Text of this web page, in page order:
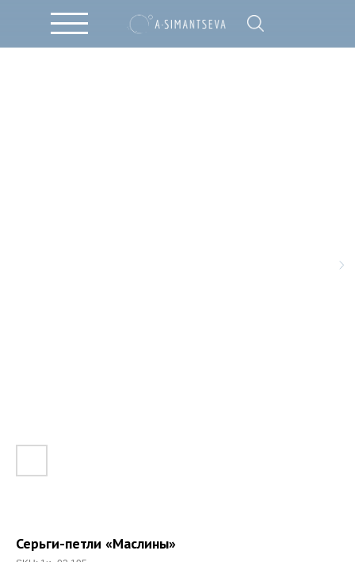
Серьги-петли «Маслины»